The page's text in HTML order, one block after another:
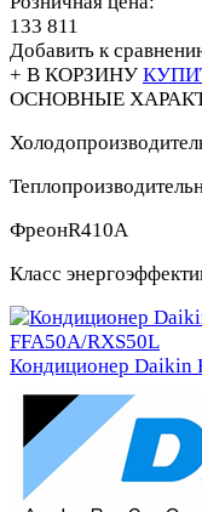
133 811
Добавить к
+ В КОРЗИНУ
ОСНОВНЫЕ
ФреонR410A
Класс
Кондиционер Daikin